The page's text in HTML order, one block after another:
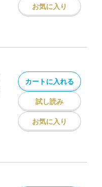
お気に入り
カートに入れる
試し読み
お気に入り